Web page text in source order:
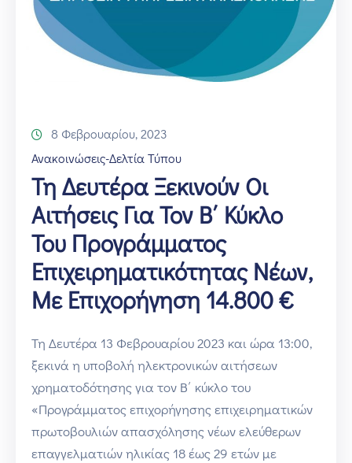
8 Φεβρουαρίου, 2023
Ανακοινώσεις-Δελτία Τύπου
Τη Δευτέρα Ξεκινούν Οι
Αιτήσεις Για Τον Β΄ Κύκλο
Του Προγράμματος
Επιχειρηματικότητας Νέων,
Με Επιχορήγηση 14.800 €
Τη Δευτέρα 13 Φεβρουαρίου 2023 και ώρα 13:00,
ξεκινά η υποβολή ηλεκτρονικών αιτήσεων
χρηματοδότησης για τον Β΄ κύκλο του
«Προγράμματος επιχορήγησης επιχειρηματικών
πρωτοβουλιών απασχόλησης νέων ελεύθερων
επαγγελματιών ηλικίας 18 έως 29 ετών με